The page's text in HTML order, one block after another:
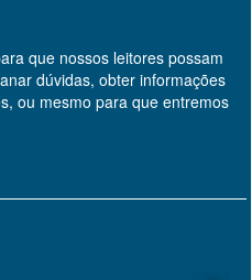
que nossos leitores possam
dúvidas, obter informações
ou mesmo para que entremos